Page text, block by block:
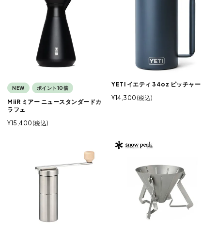
NEW ポイント10倍
MiiR ミアー ニュースタンダードカ
ラフェ
¥15,400 税込
YETI イエティ 34oz ピッチャー
¥14,300 税込